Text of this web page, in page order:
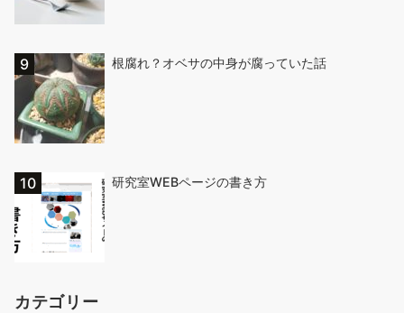
根腐れ？オベサの中身が腐っていた話
研究室WEBページの書き方
カテゴリー